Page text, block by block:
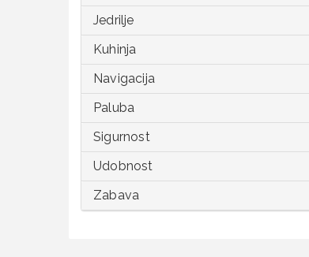
Jedrilje
Kuhinja
Navigacija
Paluba
Sigurnost
Udobnost
Zabava